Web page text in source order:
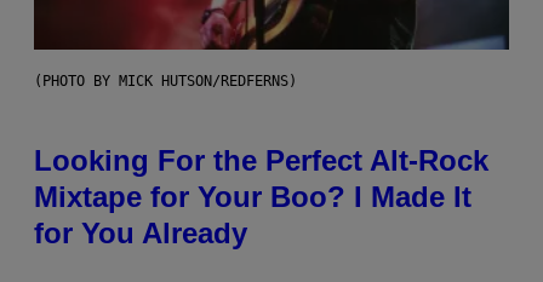
(PHOTO BY MICK HUTSON/REDFERNS)
Looking For the Perfect Alt-Rock
Mixtape for Your Boo? I Made It
for You Already